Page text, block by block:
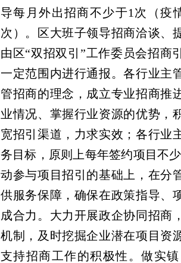
导每月外出招商不少于1次（疫
次）。区大班子领导招商洽谈、
由区“双招双引”工作委员会招商
一定范围内进行通报。各行业主
管招商的理念，成立专业招商推
业情况、掌握行业资源的优势，
宽招引渠道，力求实效；各行业
务目标，原则上每年签约项目不
动参与项目招引的基础上，在分
供服务保障，确保在政策指导、
成合力。大力开展政企协同招商
机制，及时挖掘企业潜在项目资
支持招商工作的积极性。做实